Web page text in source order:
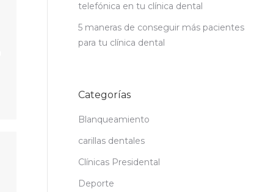
telefónica en tu clínica dental
5 maneras de conseguir más pacientes
para tu clínica dental
Categorías
Blanqueamiento
carillas dentales
Clínicas Presidental
Deporte